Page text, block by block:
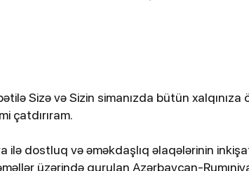
Sizə və Sizin simanızda bütün
çatdırıram.
ilə dostluq və əməkdaşlıq əlaqələrinin
üzərində qurulan Azərbaycan-